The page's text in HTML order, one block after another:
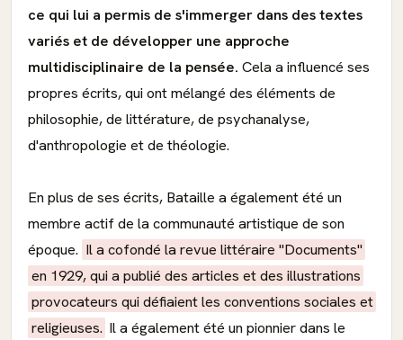
ce qui lui a permis de s'immerger dans des textes
variés et de développer une approche
multidisciplinaire de la pensée. Cela a influencé ses
propres écrits, qui ont mélangé des éléments de
philosophie, de littérature, de psychanalyse,
d'anthropologie et de théologie.
En plus de ses écrits, Bataille a également été un
membre actif de la communauté artistique de son
époque. Il a cofondé la revue littéraire "Documents"
en 1929, qui a publié des articles et des illustrations
provocateurs qui défiaient les conventions sociales et
religieuses. Il a également été un pionnier dans le